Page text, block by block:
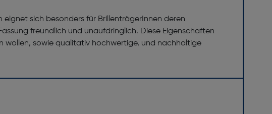
sich besonders für BrillenträgerInnen deren
freundlich und unaufdringlich. Diese Eigenschaften
wollen, sowie qualitativ hochwertige, und nachhaltige